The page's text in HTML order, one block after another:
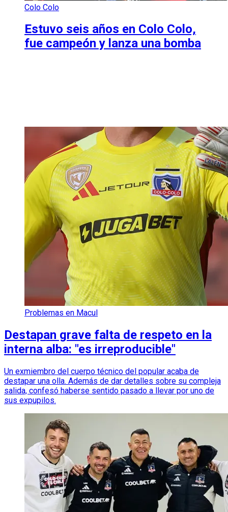
Colo Colo
Estuvo seis años en Colo Colo,
fue campeón y lanza una bomba
Problemas en Macul
Destapan grave falta de respeto en la
interna alba: "es irreproducible"
Un exmiembro del cuerpo técnico del popular acaba de
destapar una olla. Además de dar detalles sobre su compleja
salida, confesó haberse sentido pasado a llevar por uno de
sus expupilos.